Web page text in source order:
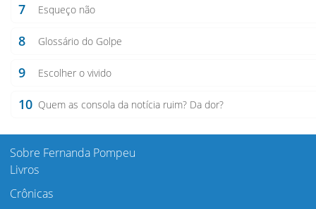
7 Esqueço não
8 Glossário do Golpe
9 Escolher o vivido
10 Quem as consola da notícia ruim? Da dor?
Sobre Fernanda Pompeu
Livros
Crônicas